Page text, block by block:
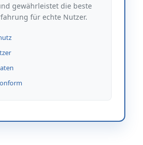
gewährleistet die beste
für echte Nutzer.